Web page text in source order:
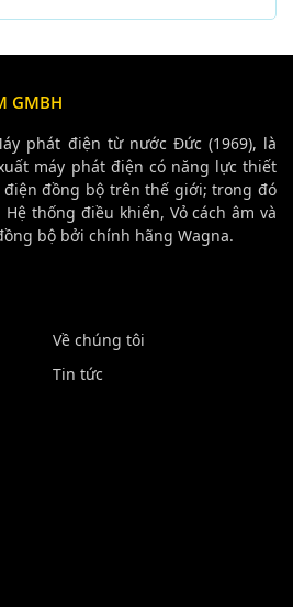
GMBH
phát điện từ nước Đức (1969), là
máy phát điện có năng lực thiết
điện đồng bộ trên thế giới; trong đó
thống điều khiển, Vỏ cách âm và
bộ bởi chính hãng Wagna.
Về chúng tôi
Tin tức